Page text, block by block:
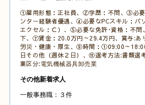
①雇用形態：正社員、②学歴：不問、③必要
ンター経験者優遇、④必要なPCスキル：パ
エクセル：Ｃ）、⑤必要な免許･資格：不
下、⑦賃金：20.0万円～29.4万円、賞与:あ
労災・健康・厚生、⑨時間：①09:00～
日その他（週休２日）、⑪選考方法:書類選
業区分: 電気機械器具卸売業
その他新着求人
一般事務職：３件